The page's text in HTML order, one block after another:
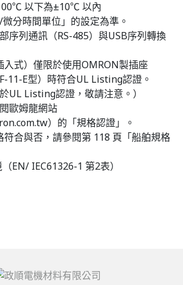
以下為±10℃ 以內
分時間單位」的設定為準。
序列通訊（RS-485）與USB序列轉換
入式）僅限於使用OMRON製插座
11-E型）時符合UL Listing認證。
UL Listing認證，敬請注意。）
歐姆龍網站
）的「規格認證」。
符合與否，請參閱第 118 頁「船舶規格
EN/ IEC61326-1 第2表）